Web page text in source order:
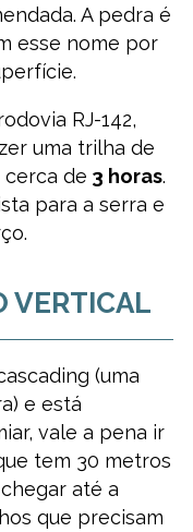
A pedra é
esse nome por
RJ-142,
uma trilha de
cerca de 3 horas.
para a serra e
VERTICAL
(uma
e está
vale a pena ir
tem 30 metros
até a
que precisam